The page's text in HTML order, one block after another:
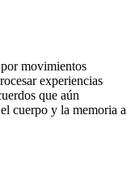
movimientos
experiencias
que aún
cuerpo y la memoria a